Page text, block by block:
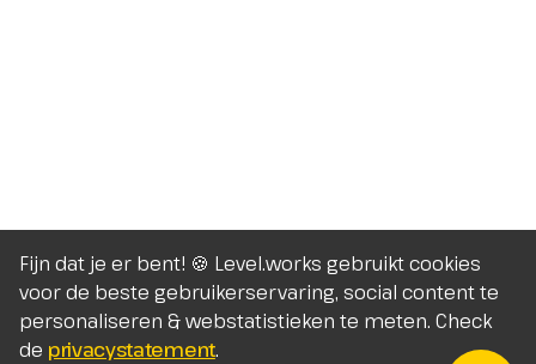
Fijn dat je er bent! 🍪 Level.works gebruikt cookies
voor de beste gebruikerservaring, social content te
personaliseren & webstatistieken te meten. Check
de privacystatement.